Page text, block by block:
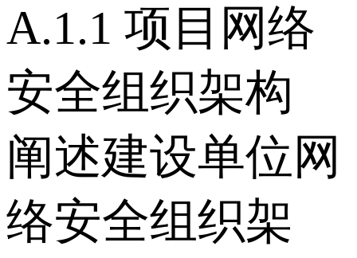
A.1.1 项目网络
安全组织架构
阐述建设单位网
络安全组织架